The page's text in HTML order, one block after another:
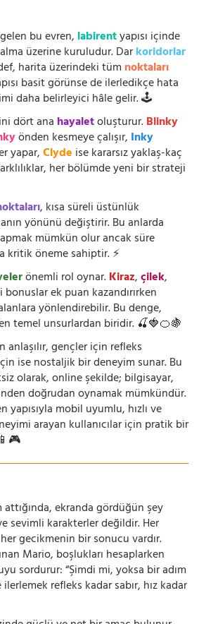
bu evren, labirentyapısı içinde
üzerine kuruludur. Darkoridorlar
harita üzerindeki tüm noktaları
basit görünse de ilerledikçe hata
daha belirleyici hâle gelir. 🕹️
dört ana hayaletoluşturur.Blinky
önden kesmeye çalışır, Inky
yapar,Clyde ise kararsız yaklaş-kaç
her bölümde yeni bir strateji
, kısa süreli üstünlük
yönünü değiştirir. Bu anlarda
mümkün olur ancak süre
kritik öneme sahiptir. ⚡
önemli rol oynar.Kiraz,çilek,
ek puan kazandırırken
yönlendirebilir. Bu denge,
temel unsurlardan biridir. 🍒🍓🍊🍇
gençler için refleks
ise nostaljik bir deneyim sunar. Bu
olarak, online şekilde; bilgisayar,
doğrudan oynamak mümkündür.
mobil uyumlu, hızlı ve
arayan kullanıcılar için pratik bir
attığında, ekranda gördüğün şey
sevimli karakterler değildir. Her
gecikmenin bir sonucu vardır.
Mario, boşlukları hesaplarken
sordurur: “Şimdi mi, yoksa bir adım
ilerlemek refleks kadar sabır, hız kadar